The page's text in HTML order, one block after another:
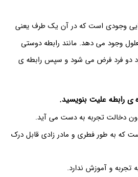
ایی وجودی است که در آن یک طرف یعنی
وجود می دهد. مانند رابطه دوستی
دو فرد فرض می شود و سپس رابطه ی
دخالت تجربه به دست می آید.
که به طور فطری و مادر زادی قابل درک
تجربه و آموزش ندارد.